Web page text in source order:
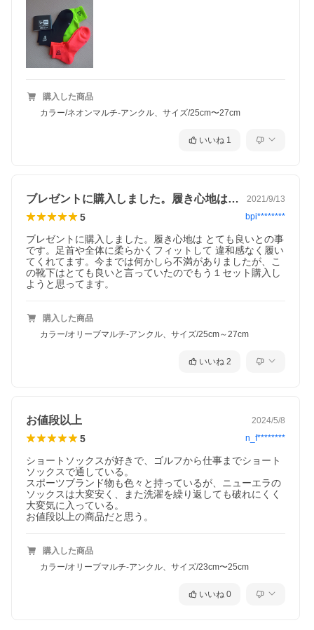
購入した商品
カラー/ネオンマルチ-アンクル、サイズ/25cm〜27cm
いいね 1
ブレゼントに購入しました。履き心地はと… 2021/9/13
5 bpi********
ブレゼントに購入しました。履き心地は とても良いとの事
です。足首や全体に柔らかくフィットして 違和感なく履い
てくれてます。今までは何かしら不満がありましたが、こ
の靴下はとても良いと言っていたのでもう１セット購入し
ようと思ってます。
購入した商品
カラー/オリーブマルチ-アンクル、サイズ/25cm～27cm
いいね 2
お値段以上 2024/5/8
5 n_f********
ショートソックスが好きで、ゴルフから仕事までショート
ソックスで通している。
スポーツブランド物も色々と持っているが、ニューエラの
ソックスは大変安く、また洗濯を繰り返しても破れにくく
大変気に入っている。
お値段以上の商品だと思う。
購入した商品
カラー/オリーブマルチ-アンクル、サイズ/23cm〜25cm
いいね 0